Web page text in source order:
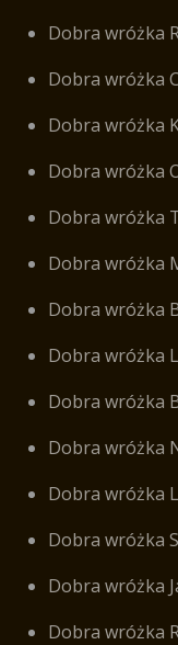
Dobra wróżka
Dobra wróżka
Dobra wróżka
Dobra wróżka
Dobra wróżka
Dobra wróżka
Dobra wróżka
Dobra wróżka
Dobra wróżka
Dobra wróżka
Dobra wróżka
Dobra wróżka
Dobra wróżka
Dobra wróżka